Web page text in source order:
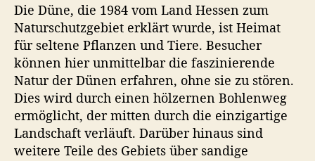
d
a
t
m
a
d
i
e
s
i
F
F
M
Die Düne, die 1984 vom Land Hessen zum
Naturschutzgebiet erklärt wurde, ist Heimat
für seltene Pflanzen und Tiere. Besucher
können hier unmittelbar die faszinierende
Natur der Dünen erfahren, ohne sie zu stören.
Dies wird durch einen hölzernen Bohlenweg
ermöglicht, der mitten durch die einzigartige
Landschaft verläuft. Darüber hinaus sind
weitere Teile des Gebiets über sandige